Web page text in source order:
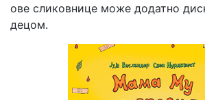
ове сликовнице може додатно
децом.